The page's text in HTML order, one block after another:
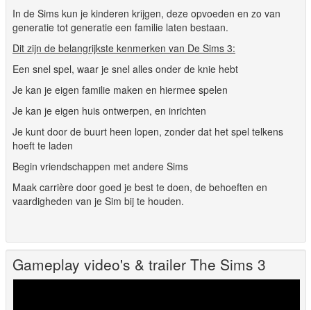
In de Sims kun je kinderen krijgen, deze opvoeden en zo van
generatie tot generatie een familie laten bestaan.
Dit zijn de belangrijkste kenmerken van De Sims 3:
Een snel spel, waar je snel alles onder de knie hebt
Je kan je eigen familie maken en hiermee spelen
Je kan je eigen huis ontwerpen, en inrichten
Je kunt door de buurt heen lopen, zonder dat het spel telkens
hoeft te laden
Begin vriendschappen met andere Sims
Maak carrière door goed je best te doen, de behoeften en
vaardigheden van je Sim bij te houden.
Gameplay video's & trailer The Sims 3